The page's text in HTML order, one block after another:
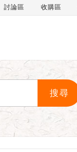
討論區 收購區
搜尋